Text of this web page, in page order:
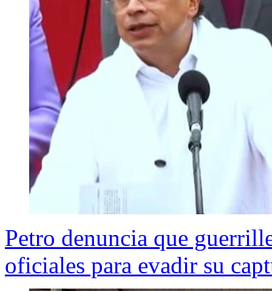
Petro denuncia que
oficiales para evadir su